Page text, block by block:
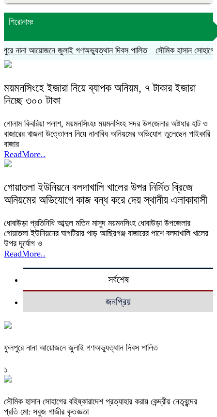
শিরোনামঃ
নানা আয়োজনে জুলাই গণঅভ্যুত্থান দিবস পালিত সৌমিক হাসান
ময়মনসিংহে ইজারা নিয়ে ব্যাপক অনিয়ম, ৭ টাকার ইজারা
নিচ্ছে ৩০০ টাকা
গোলাম কিবরিয়া পলাশ, ময়মনসিংহঃ ময়মনসিংহ সদর উপজেলার অষ্টধার হাট ও
বাজারের খাজনা উত্তোলন নিয়ে নানাবিধ অনিয়মের অভিযোগ তুলেছেন পাইকারি
বাজার
ReadMore..
গোয়াতলা ইউনিয়নে বলদাখালি খালের উপর নির্মিত ব্রিজে
অনিয়মের অভিযোগে কাজ বন্ধ করে দেয় স্থানীয় এলাকাবাসী
ধোবাউড়া প্রতিনিধি আব্দুল মতিন মাসুদ ময়মনসিংহ ধোবাউড়া উপজেলার
গোয়াতলা ইউনিয়নের ঘাগটিয়ার পাড় আছিরগঞ্জ বাজারের পাশে বলদাখালি খালের
উপর দূর্যোগ ও
ReadMore..
সর্বশেষ
জনপ্রিয়
ফুলপুরে নানা আয়োজনে জুলাই গণঅভ্যুত্থান দিবস পালিত
১
সৌমিক হাসান সোহাগের বহিষ্কারাদেশ প্রত্যাহার করায় কেন্দ্রীয় নেতৃবৃন্দের
প্রতি মো: সবুজ গাজীর কৃতজ্ঞতা